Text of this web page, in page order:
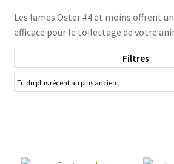
GEIB
GAIN GROOMING
Les lames Oster #4 et moins offrent
efficace pour le toilettage de votre
des matériaux de haute qualité, ces
résultat professionnel. Offrez à votre
meilleur soin avec nos lames Oster
Filtres